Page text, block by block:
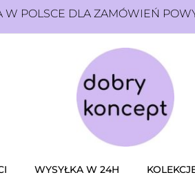
W POLSCE DLA ZAMÓWIEŃ
WYSYŁKA W 24H